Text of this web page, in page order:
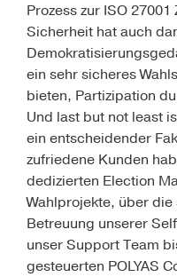
Prozess zur ISO
Sicherheit hat auch
ein sehr sicheres
bieten, Partizipation
Und last but not least
ein entscheidender
zufriedene Kunden
dedizierten Election
Wahlprojekte, über
Betreuung unserer
unser Support Team
gesteuerten POLYAS